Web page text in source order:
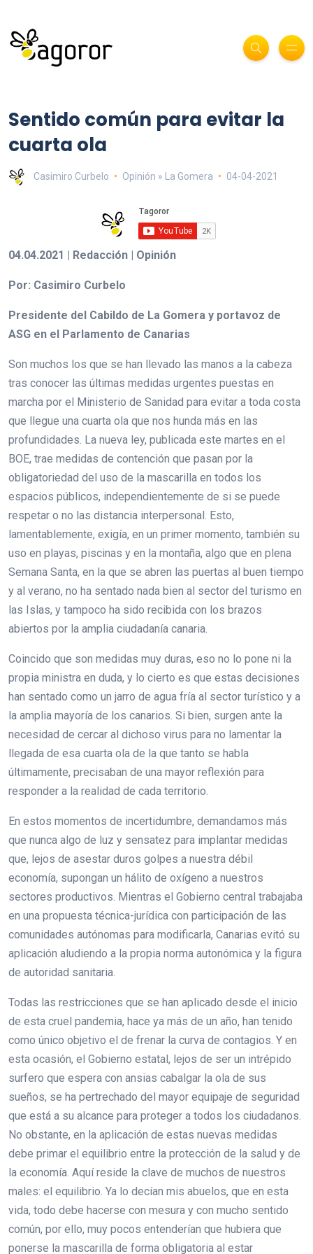
Sentido común para evitar la
cuarta ola
Casimiro Curbelo Opinión » La Gomera 04-04-2021
04.04.2021 | Redacción | Opinión
Por: Casimiro Curbelo
Presidente del Cabildo de La Gomera y portavoz de
ASG en el Parlamento de Canarias
Son muchos los que se han llevado las manos a la cabeza
tras conocer las últimas medidas urgentes puestas en
marcha por el Ministerio de Sanidad para evitar a toda costa
que llegue una cuarta ola que nos hunda más en las
profundidades. La nueva ley, publicada este martes en el
BOE, trae medidas de contención que pasan por la
obligatoriedad del uso de la mascarilla en todos los
espacios públicos, independientemente de si se puede
respetar o no las distancia interpersonal. Esto,
lamentablemente, exigía, en un primer momento, también su
uso en playas, piscinas y en la montaña, algo que en plena
Semana Santa, en la que se abren las puertas al buen tiempo
y al verano, no ha sentado nada bien al sector del turismo en
las Islas, y tampoco ha sido recibida con los brazos
abiertos por la amplia ciudadanía canaria.
Coincido que son medidas muy duras, eso no lo pone ni la
propia ministra en duda, y lo cierto es que estas decisiones
han sentado como un jarro de agua fría al sector turístico y a
la amplia mayoría de los canarios. Si bien, surgen ante la
necesidad de cercar al dichoso virus para no lamentar la
llegada de esa cuarta ola de la que tanto se habla
últimamente, precisaban de una mayor reflexión para
responder a la realidad de cada territorio.
En estos momentos de incertidumbre, demandamos más
que nunca algo de luz y sensatez para implantar medidas
que, lejos de asestar duros golpes a nuestra débil
economía, supongan un hálito de oxígeno a nuestros
sectores productivos. Mientras el Gobierno central trabajaba
en una propuesta técnica-jurídica con participación de las
comunidades autónomas para modificarla, Canarias evitó su
aplicación aludiendo a la propia norma autonómica y la figura
de autoridad sanitaria.
Todas las restricciones que se han aplicado desde el inicio
de esta cruel pandemia, hace ya más de un año, han tenido
como único objetivo el de frenar la curva de contagios. Y en
esta ocasión, el Gobierno estatal, lejos de ser un intrépido
surfero que espera con ansias cabalgar la ola de sus
sueños, se ha pertrechado del mayor equipaje de seguridad
que está a su alcance para proteger a todos los ciudadanos.
No obstante, en la aplicación de estas nuevas medidas
debe primar el equilibrio entre la protección de la salud y de
la economía. Aquí reside la clave de muchos de nuestros
males: el equilibrio. Ya lo decían mis abuelos, que en esta
vida, todo debe hacerse con mesura y con mucho sentido
común, por ello, muy pocos entenderían que hubiera que
ponerse la mascarilla de forma obligatoria al estar